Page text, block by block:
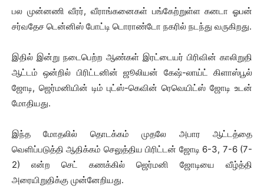
பல முன்னணி வீரர், வீராங்கனைகள் பங்கேற்றுள்ள கனடா ஓபன்
சர்வதேச டென்னிஸ் போட்டி டொராண்டோ நகரில் நடந்து வருகிறது.
இதில் இன்று நடைபெற்ற ஆண்கள் இரட்டையர் பிரிவின் காலிறுதி
ஆட்டம் ஒன்றில் பிரிட்டனின் ஜூலியன் கேஷ்-லாய்ட் கிளாஸ்பூல்
ஜோடி, ஜெர்மனியின் டிம் புட்ஸ்-கெவின் ரெவெயிட்ஸ் ஜோடி உடன்
மோதியது.
இந்த மோதலில் தொடக்கம் முதலே அபார ஆட்டத்தை
வெளிப்படுத்தி ஆதிக்கம் செலுத்திய பிரிட்டன் ஜோடி 6-3, 7-6 (7-
2) என்ற செட் கணக்கில் ஜெர்மனி ஜோடியை வீழ்த்தி
அரையிறுதிக்கு முன்னேறியது.